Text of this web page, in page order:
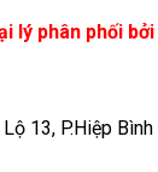
lý phân phối bởi
13, P.Hiệp